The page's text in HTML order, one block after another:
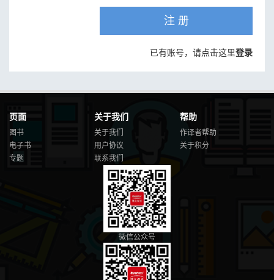
注 册
已有账号，请点击这里登录
页面
图书
电子书
专题
关于我们
关于我们
用户协议
联系我们
帮助
作译者帮助
关于积分
微信公众号